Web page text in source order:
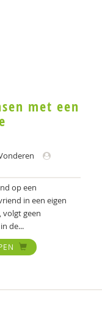
met een
op een
in een eigen
volgt geen
de...